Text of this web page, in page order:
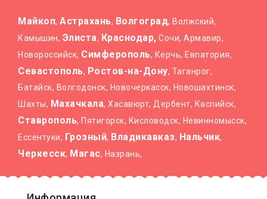
Майкоп, Астрахань, Волгоград, Волжский,
Камышин, Элиста, Краснодар, Сочи, Армавир,
Новороссийск, Симферополь, Керчь, Евпатория,
Севастополь, Ростов-на-Дону, Таганрог,
Батайск, Волгодонск, Новочеркасск, Новошахтинск,
Шахты, Махачкала, Хасавюрт, Дербент, Каспийск,
Ставрополь, Пятигорск, Кисловодск, Невинномысск,
Ессентуки, Грозный, Владикавказ, Нальчик,
Черкесск, Магас, Назрань,